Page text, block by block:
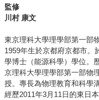
監修
川村 康文
東京理科大學理學部第一部
1959年生於京都府京都市。
學博士（能源科學）學位。
京理科大學理學部第一部物
授。專長為物理教育和科學溝
經歷2011年3月11日的東日